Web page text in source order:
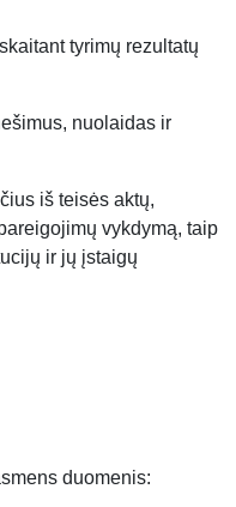
tyrimų rezultatų
nuolaidas ir
iš teisės aktų,
vykdymą, taip
ir jų įstaigų
duomenis: